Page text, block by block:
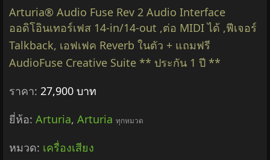
Arturia® Audio Fuse Rev 2 Audio Interface
ออดิโอินเทอร์เฟส 14-in/14-out ,ต่อ MIDI ได้ ,ฟีเจอร์
Talkback, เอฟเฟค Reverb ในตัว + แถมฟรี
AudioFuse Creative Suite ** ประกัน 1 ปี **
ราคา: 27,900 บาท
ยี่ห้อ: Arturia, Arturia ทุกหมวด
หมวด: เครื่องเสียง